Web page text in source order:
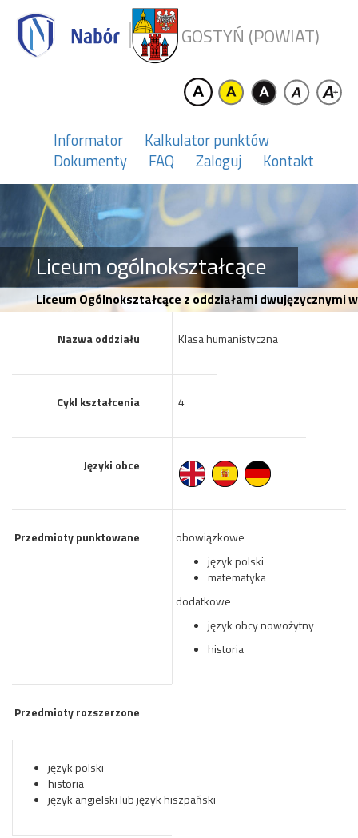
GOSTYŃ (POWIAT)
Informator
Kalkulator punktów
Dokumenty
FAQ Zaloguj Kontakt
Liceum ogólnokształcące
Liceum Ogólnokształcące z oddziałami dwujęzycznymi
Nazwa oddziału Klasa humanistyczna
Cykl kształcenia 4
Języki obce
Przedmioty punktowane
obowiązkowe
język polski
matematyka
dodatkowe
język obcy nowożytny
historia
Przedmioty rozszerzone
język polski
historia
język angielski lub język hiszpański